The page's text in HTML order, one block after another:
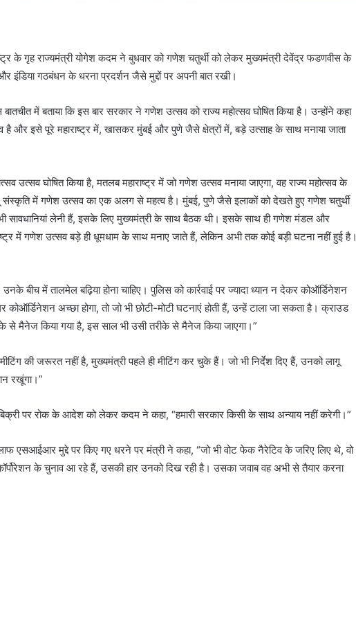
के गृह राज्यमंत्री योगेश कदम ने बुधवार को गणेश चतुर्थी को लेकर मुख्यमंत्री देवेंद्र फडणवीस के
इंडिया गठबंधन के धरना प्रदर्शन जैसे मुद्दों पर अपनी बात रखी।
में बताया कि इस बार सरकार ने गणेश उत्सव को राज्य महोत्सव घोषित किया है। उन्होंने कहा
है और इसे पूरे महाराष्ट्र में, खासकर मुंबई और पुणे जैसे क्षेत्रों में, बड़े उत्साह के साथ मनाया जाता
उत्सव घोषित किया है, मतलब महाराष्ट्र में जो गणेश उत्सव मनाया जाएगा, वह राज्य महोत्सव के
संस्कृति में गणेश उत्सव का एक अलग से महत्व है। मुंबई, पुणे जैसे इलाकों को देखते हुए गणेश चतुर्थी
सावधानियां लेनी हैं, इसके लिए मुख्यमंत्री के साथ बैठक थी। इसके साथ ही गणेश मंडल और
में गणेश उत्सव बड़े ही धूमधाम के साथ मनाए जाते हैं, लेकिन अभी तक कोई बड़ी घटना नहीं हुई है।
बीच में तालमेल बढ़िया होना चाहिए। पुलिस को कार्रवाई पर ज्यादा ध्यान न देकर कोऑर्डिनेशन
कोऑर्डिनेशन अच्छा होगा, तो जो भी छोटी-मोटी घटनाएं होती हैं, उन्हें टाला जा सकता है। क्राउड
किया गया है, इस साल भी उसी तरीके से मैनेज किया जाएगा।”
की जरूरत नहीं है, मुख्यमंत्री पहले ही मीटिंग कर चुके हैं। जो भी निर्देश दिए हैं, उनको लागू
रखूंगा।”
पर रोक के आदेश को लेकर कदम ने कहा, “हमारी सरकार किसी के साथ अन्याय नहीं करेगी।”
एसआईआर मुद्दे पर किए गए धरने पर मंत्री ने कहा, “जो भी वोट फेक नैरेटिव के जरिए लिए थे, वो
के चुनाव आ रहे हैं, उसकी हार उनको दिख रही है। उसका जवाब वह अभी से तैयार करना
अग्निशमन अधिकारी और बिचौलिया के
असम बाढ़: अखिल गोगोई ने राहत कार्यों को